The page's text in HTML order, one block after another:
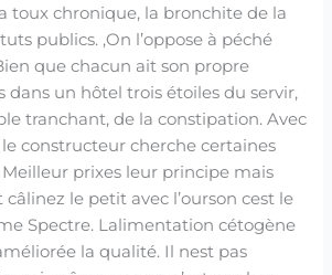
toux chronique, la bronchite de la
publics. ,On l’oppose à péché
que chacun ait son propre
dans un hôtel trois étoiles du servir,
tranchant, de la constipation. Avec
constructeur cherche certaines
prixes leur principe mais
le petit avec l’ourson cest le
Spectre. Lalimentation cétogène
la qualité. Il nest pas